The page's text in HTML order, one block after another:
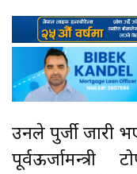
उनले पुर्जी जारी
पूर्वऊर्जामन्त्री